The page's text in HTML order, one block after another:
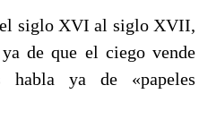
siglo XVI al siglo XVII,
de que el ciego vende
habla ya de «papeles